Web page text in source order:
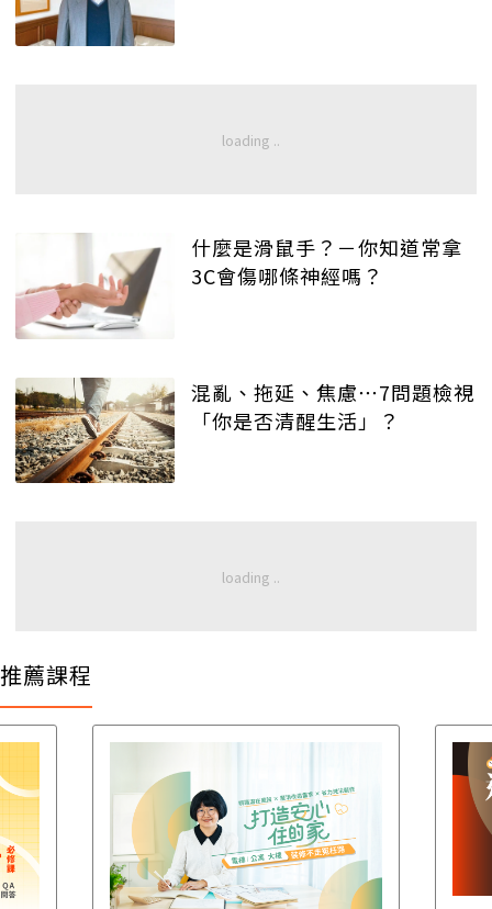
什麼是滑鼠手？－你知道常拿
3C會傷哪條神經嗎？
混亂、拖延、焦慮⋯7問題檢視
「你是否清醒生活」？
推薦課程